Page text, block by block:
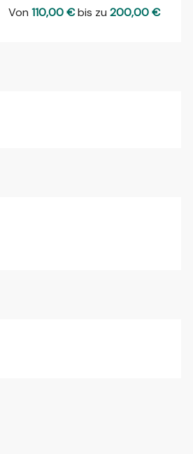
Von110,00 €bis zu200,00 €